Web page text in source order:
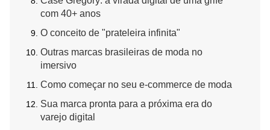
com 40+ anos
O conceito de "prateleira infinita"
Outras marcas brasileiras de moda no
imersivo
Como começar no seu e-commerce de moda
Sua marca pronta para a próxima era do
varejo digital